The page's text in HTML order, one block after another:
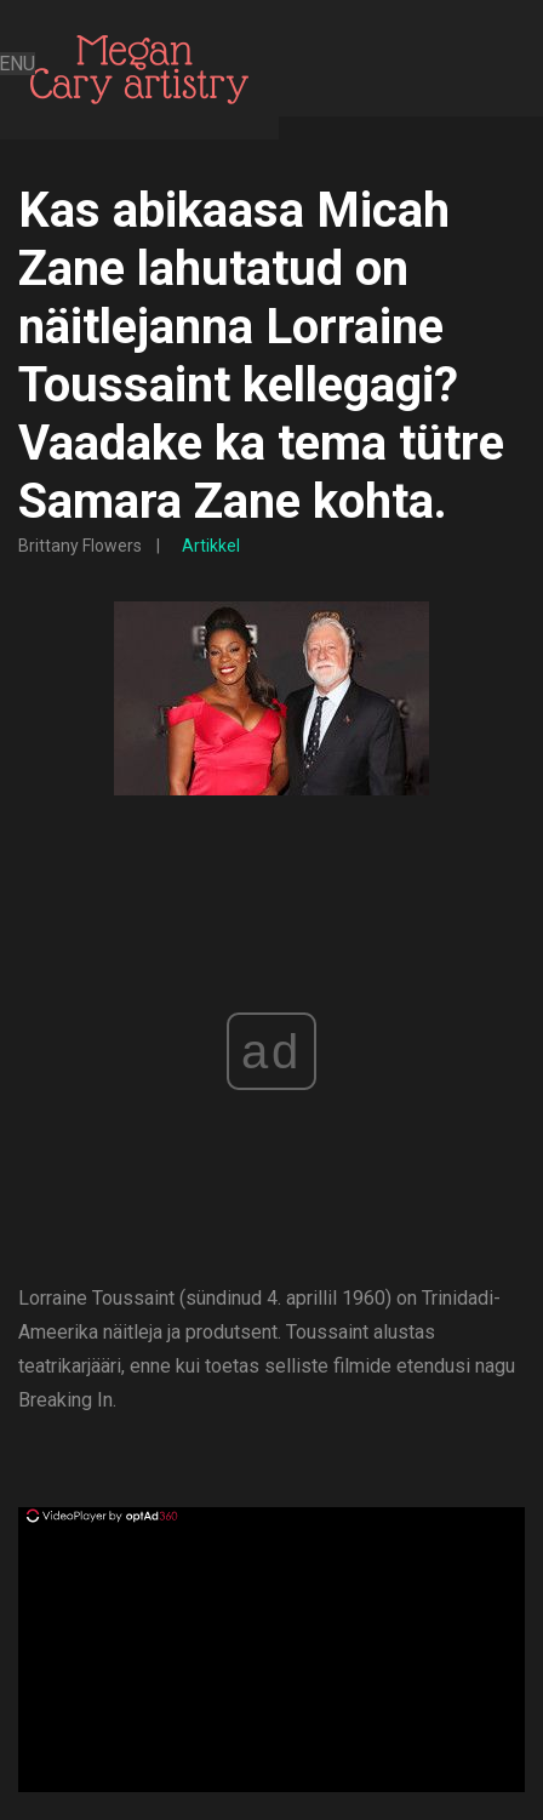
Kas abikaasa Micah
Zane lahutatud on
näitlejanna Lorraine
Toussaint kellegagi?
Vaadake ka tema tütre
Samara Zane kohta.
Brittany Flowers Artikkel
ad
Lorraine Toussaint (sündinud 4. aprillil 1960) on Trinidadi-
Ameerika näitleja ja produtsent. Toussaint alustas
teatrikarjääri, enne kui toetas selliste filmide etendusi nagu
Breaking In.